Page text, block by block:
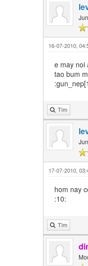
16-07-2010,
e may noi
tao bum
Tìm
17-07-2010,
hom nay
:10:
Tìm